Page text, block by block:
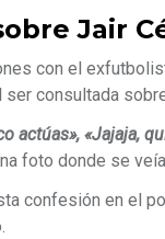
Jair
con el
ser consultada
actúas», «Jajaja,
foto donde se
confesión en el